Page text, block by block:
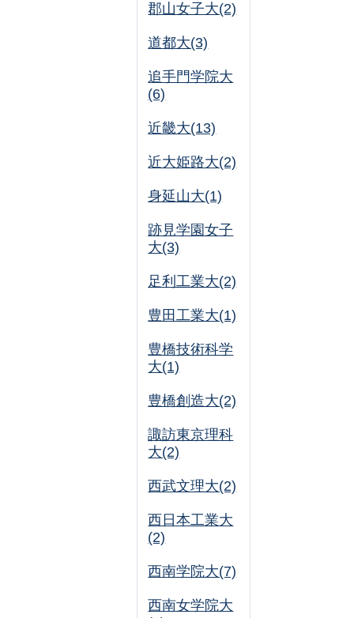
郡山女子大(2)
道都大(3)
追手門学院大
(6)
近畿大(13)
近大姫路大(2)
身延山大(1)
跡見学園女子
大(3)
足利工業大(2)
豊田工業大(1)
豊橋技術科学
大(1)
豊橋創造大(2)
諏訪東京理科
大(2)
西武文理大(2)
西日本工業大
(2)
西南学院大(7)
西南女学院大